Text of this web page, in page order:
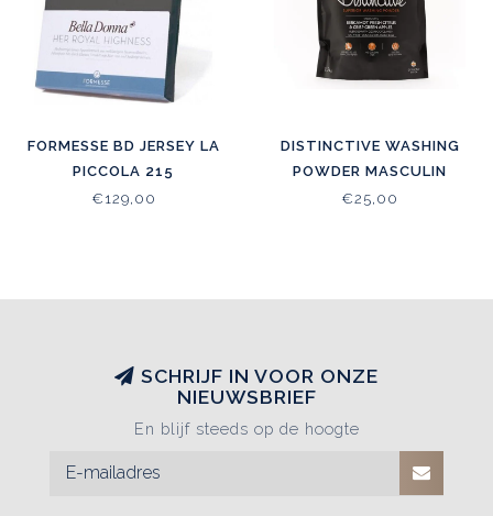
FORMESSE BD JERSEY LA
PICCOLA 215
€129,00
DISTINCTIVE WASHING
POWDER MASCULIN
ENERGISING CITRUS
€25,00
SCHRIJF IN VOOR ONZE
NIEUWSBRIEF
En blijf steeds op de hoogte